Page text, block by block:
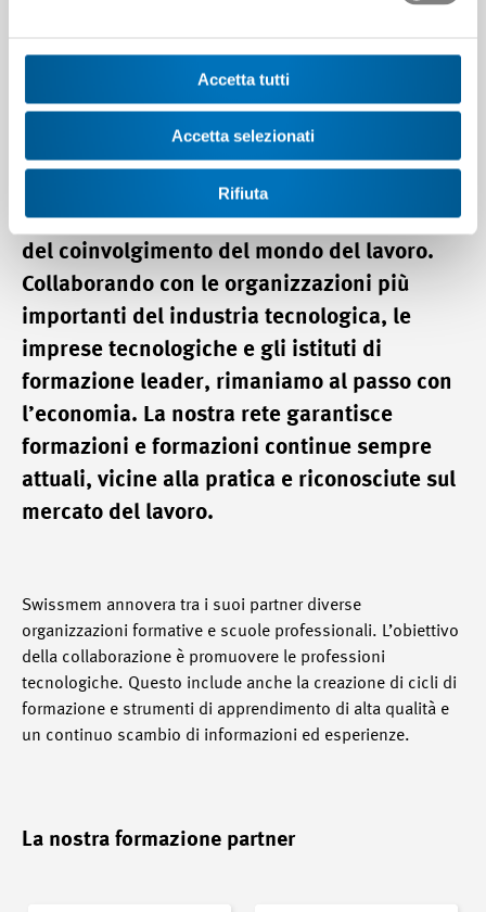
Accetta tutti
Accetta selezionati
Rifiuta
Per noi le reti e i partenariati rappresentano
un’importante base per la collaborazione.
Come organizzazione del mondo del lavoro
(Oml), viviamo del partenariato della
formazione professionale, della
cooperazione fra i luoghi di formazione e
del coinvolgimento del mondo del lavoro.
Collaborando con le organizzazioni più
importanti del industria tecnologica, le
imprese tecnologiche e gli istituti di
formazione leader, rimaniamo al passo con
l’economia. La nostra rete garantisce
formazioni e formazioni continue sempre
attuali, vicine alla pratica e riconosciute sul
mercato del lavoro.
Swissmem annovera tra i suoi partner diverse
organizzazioni formative e scuole professionali. L’obiettivo
della collaborazione è promuovere le professioni
tecnologiche. Questo include anche la creazione di cicli di
formazione e strumenti di apprendimento di alta qualità e
un continuo scambio di informazioni ed esperienze.
La nostra formazione partner